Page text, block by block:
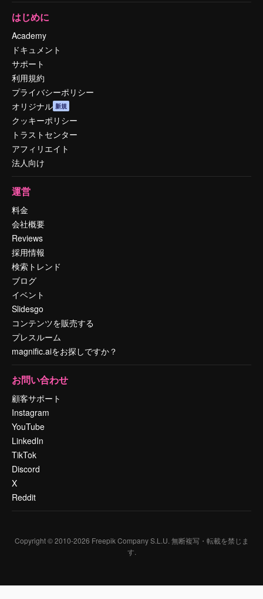
はじめに
Academy
ドキュメント
サポート
利用規約
プライバシーポリシー
オリジナル 新規
クッキーポリシー
トラストセンター
アフィリエイト
法人向け
運営
料金
会社概要
Reviews
採用情報
検索トレンド
ブログ
イベント
Slidesgo
コンテンツを販売する
プレスルーム
magnific.aiをお探しですか？
お問い合わせ
顧客サポート
Instagram
YouTube
LinkedIn
TikTok
Discord
X
Reddit
Copyright © 2010-2026 Freepik Company S.L.U. 無断複写・転載を禁じま
す.